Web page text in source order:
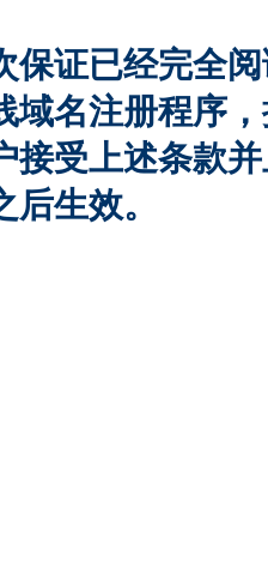
证已经完全阅
域名注册程序
接受上述条款
生效。